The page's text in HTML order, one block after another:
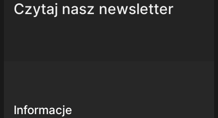
Czytaj nasz newsletter
Informacje